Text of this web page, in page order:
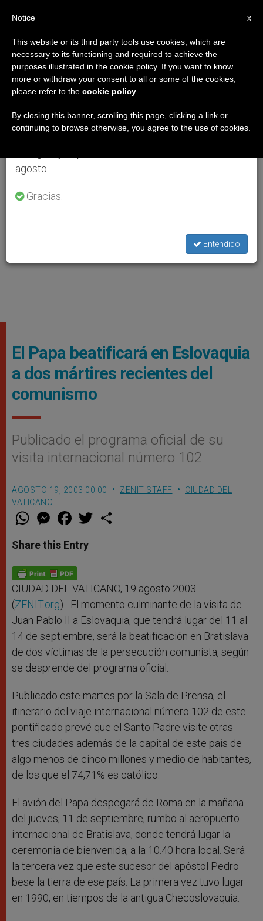
El Papa beatificará en Eslovaquia
a dos mártires recientes del
comunismo
Publicado el programa oficial de su
visita internacional número 102
AGOSTO 19, 2003 00:00 ZENIT STAFF
CIUDAD DEL
VATICANO
W
t
s
p
p
M
e
s
e
g
e
r
F
a
e
b
o
k
w
Share this Entry
CIUDAD DEL VATICANO, 19 agosto 2003
(ZENIT.org).- El momento culminante de la visita de
Juan Pablo II a Eslovaquia, que tendrá lugar del 11 al
14 de septiembre, será la beatificación en Bratislava
de dos víctimas de la persecución comunista, según
se desprende del programa oficial.
Publicado este martes por la Sala de Prensa, el
itinerario del viaje internacional número 102 de este
pontificado prevé que el Santo Padre visite otras
tres ciudades además de la capital de este país de
algo menos de cinco millones y medio de habitantes,
de los que el 74,71% es católico.
El avión del Papa despegará de Roma en la mañana
del jueves, 11 de septiembre, rumbo al aeropuerto
internacional de Bratislava, donde tendrá lugar la
ceremonia de bienvenida, a la 10.40 hora local. Será
la tercera vez que este sucesor del apóstol Pedro
bese la tierra de ese país. La primera vez tuvo lugar
en 1990, en tiempos de la antigua Checoslovaquia.
×
Aviso importante
Del 27 de julio al 7 de agosto haremos la pausa
anual, aprovechando que en el periodo de verano
se generan menos informaciones y también el
agosto.
Gracias.
Entendido
x
Notice
This website or its third party tools use cookies, which are
necessary to its functioning and required to achieve the
purposes illustrated in the cookie policy. If you want to know
more or withdraw your consent to all or some of the cookies,
please refer to the cookie policy
By closing this banner, scrolling this page, clicking a link or
continuing to browse otherwise, you agree to the use of cookies.